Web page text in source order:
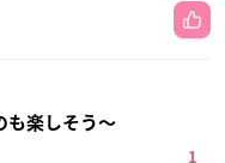
も楽しそう〜
1